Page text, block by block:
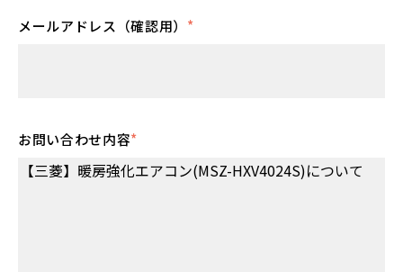
メールアドレス（確認用） *
お問い合わせ内容*